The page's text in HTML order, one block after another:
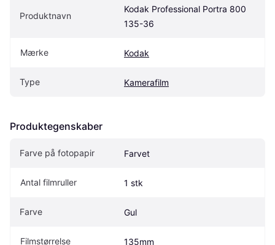
Produktnavn
Kodak Professional Portra 800
135-36
Mærke Kodak
Type Kamerafilm
Produktegenskaber
Farve på fotopapir Farvet
Antal filmruller 1 stk
Farve Gul
Filmstørrelse 135mm